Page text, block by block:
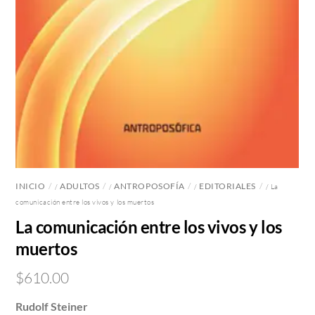
INICIO /ADULTOS /ANTROPOSOFÍA / EDITORIALES
/ La
comunicación entre los vivos y los muertos
La comunicación entre los vivos y los
muertos
$610.00
Rudolf Steiner